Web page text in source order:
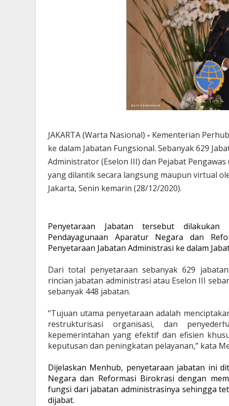
JAKARTA (Warta Nasional) - Kementerian
ke dalam Jabatan Fungsional. Sebanyak 629
Administrator (Eselon III) dan Pejabat
yang dilantik secara langsung maupun virtual
Jakarta, Senin kemarin (28/12/2020).
Penyetaraan Jabatan tersebut dilakukan
Pendayagunaan Aparatur Negara dan
Penyetaraan Jabatan Administrasi ke dalam
Dari total penyetaraan sebanyak 629
rincian jabatan administrasi atau Eselon III
sebanyak 448 jabatan.
“Tujuan utama penyetaraan adalah
restrukturisasi organisasi, dan
kepemerintahan yang efektif dan efisien
keputusan dan peningkatan pelayanan,” kata
Dijelaskan Menhub, penyetaraan jabatan ini
Negara dan Reformasi Birokrasi dengan
fungsi dari jabatan administrasinya sehingga
dijabat.